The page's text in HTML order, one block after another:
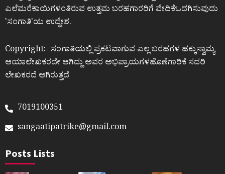
ಎಲೆಮರೆಕಾಯಿಗಳಂತಿರುವ ಉತ್ತಮ ಬರಹಗಾರರಿಗೆ ವೇದಿಕೆಒದಗಿಸುವುದು
ʼಸಂಗಾತಿʼಯ ಉದ್ದೇಶ.
Copyright:- ಸಂಗಾತಿಯಲ್ಲಿ ಪ್ರಕಟವಾಗುವ ಎಲ್ಲ ಬರಹಗಳ ಹಕ್ಕುಸ್ವಾಮ್ಯ
ಆಯಾಲೇಖಕರದೇ ಆಗಿದ್ದು ಅವರ ಅಭಿಪ್ರಾಯಗಳಹೊಣೆಗಾರಿಕೆ ಸದರಿ
ಲೇಖಕರದೆ ಆಗಿರುತ್ತದೆ
7019100351
sangaatipatrike@gmail.com
Posts Lists